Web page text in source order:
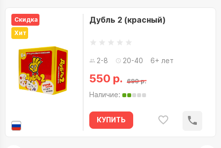
Скидка
Хит
Дубль 2 (красный)
2-8 20-40 6+ лет
550 р. 690 р.
Наличие:
КУПИТЬ